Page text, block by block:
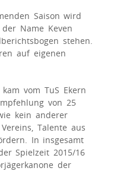
Saison wird
Name Keven
stehen.
auf eigenen
vom TuS Ekern
von 25
kein anderer
Talente aus
In insgesamt
Spielzeit 2015/16
der